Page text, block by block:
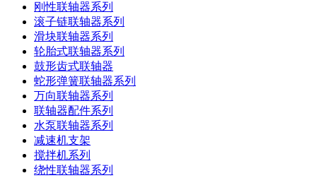
刚性联轴器系列
滚子链联轴器系列
滑块联轴器系列
轮胎式联轴器系列
鼓形齿式联轴器
蛇形弹簧联轴器系列
万向联轴器系列
联轴器配件系列
水泵联轴器系列
减速机支架
搅拌机系列
绕性联轴器系列